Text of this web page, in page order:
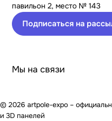
павильон 2, место № 143
Подписаться на
Мы на связи
© 2026 artpole-expo –
и 3D панелей